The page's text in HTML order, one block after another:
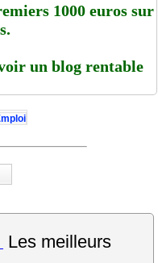
1000 euros sur
un blog rentable
Les meilleurs